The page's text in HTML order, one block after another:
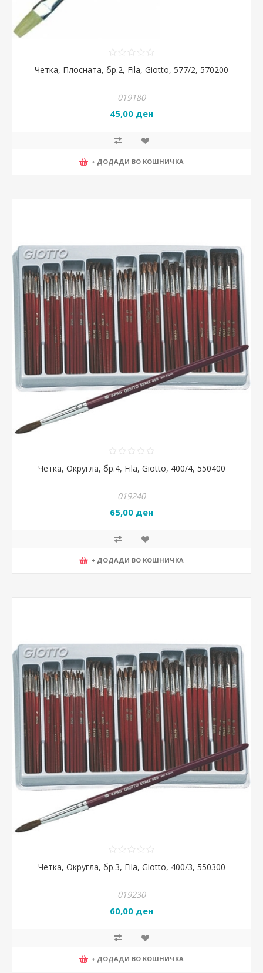
Четка, Плосната, бр.2, Fila, Giotto, 577/2, 570200
019180
45,00 ден
+ ДОДАДИ ВО КОШНИЧКА
Четка, Округла, бр.4, Fila, Giotto, 400/4, 550400
019240
65,00 ден
+ ДОДАДИ ВО КОШНИЧКА
Четка, Округла, бр.3, Fila, Giotto, 400/3, 550300
019230
60,00 ден
+ ДОДАДИ ВО КОШНИЧКА